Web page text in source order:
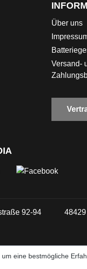
Über uns
Versand-
92-94
eine bestmögliche